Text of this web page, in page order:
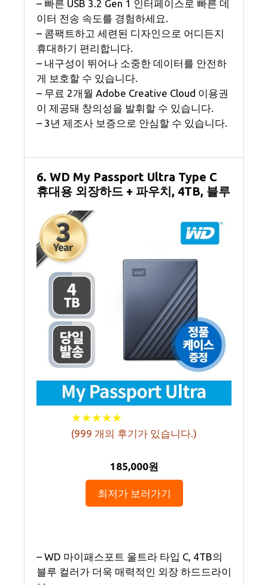
– 빠른 USB 3.2 Gen 1 인터페이스로 빠른 데
이터 전송 속도를 경험하세요.
– 콤팩트하고 세련된 디자인으로 어디든지
휴대하기 편리합니다.
– 내구성이 뛰어나 소중한 데이터를 안전하
게 보호할 수 있습니다.
– 무료 2개월 Adobe Creative Cloud 이용권
이 제공돼 창의성을 발휘할 수 있습니다.
– 3년 제조사 보증으로 안심할 수 있습니다.
6. WD My Passport Ultra Type C
휴대용 외장하드 + 파우치, 4TB, 블루
★★★★★
★★★★★
(999 개의 후기가 있습니다.)
185,000원
최저가 보러가기
– WD 마이패스포트 울트라 타입 C, 4TB의
블루 컬러가 더욱 매력적인 외장 하드드라이